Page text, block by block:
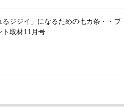
るジジイ」になるための七カ条・・プ
ト取材11月号